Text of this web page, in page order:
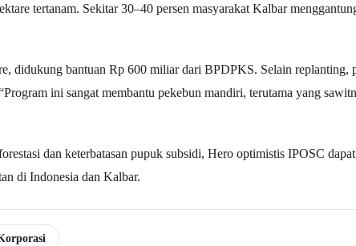
tertanam. Sekitar 30–40 persen masyarakat Kalbar
didukung bantuan Rp 600 miliar dari BPDPKS. Selain replanting,
ini sangat membantu pekebun mandiri, terutama yang
dan keterbatasan pupuk subsidi, Hero optimistis IPOSC
di Indonesia dan Kalbar.